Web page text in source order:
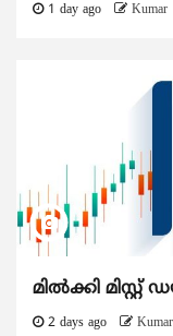
1 day ago Kumar
മിൽക്കി
2 days ago Kumar